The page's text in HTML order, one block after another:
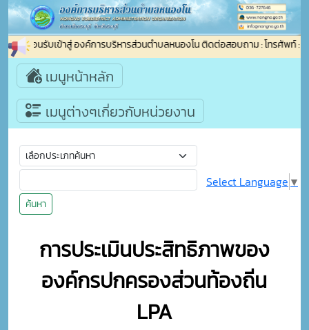
ยินดีต้อนรับเข้าสู่ องค์การบริหารส่วนตำบลหนองโน ติดต่อสอบถาม : โทรศัพท์ :
เมนูหน้าหลัก
เมนูต่างๆเกี่ยวกับหน่วยงาน
ค้นหา
Select Language ▼
การประเมินประสิทธิภาพของ
องค์กรปกครองส่วนท้องถิ่น
LPA